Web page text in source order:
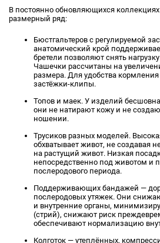
В постоянно обновляющихся
размерный ряд:
Бюстгальтеров с регулируемой
анатомический крой
бретели позволяют снять
Чашечки рассчитаны на
размера. Для удобства
застёжки-клипы.
Топов и маек. У изделий
они не натирают кожу и не
ношении.
Трусиков разных моделей.
обхватывает живот, не создавая
на растущий живот. Низкая
непосредственно под животом и
послеродового периода.
Поддерживающих бандажей —
послеродовых утяжек. Они
и внутренние органы,
(стрий), снижают риск
обеспечивают нормализацию
Колготок — утеплённых,